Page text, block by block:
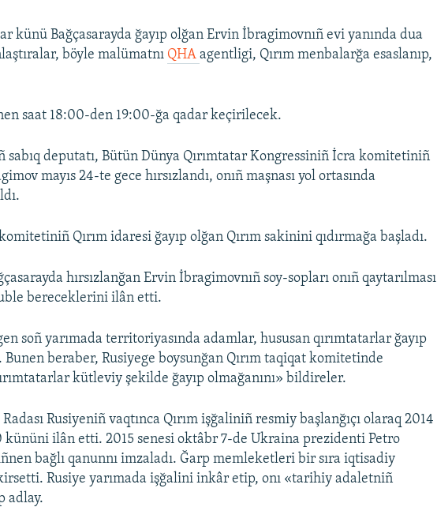
künü Bağçasarayda ğayıp olğan Ervin İbragimovnıñ evi yanında dua
böyle malümatnı QHAagentligi, Qırım menbalarğa esaslanıp,
saat 18:00-den 19:00-ğa qadar keçirilecek.
sabıq deputatı, Bütün Dünya Qırımtatar Kongressiniñ İcra komitetiniñ
mayıs 24-te gece hırsızlandı, onıñ maşnası yol ortasında
Qırım idaresi ğayıp olğan Qırım sakinini qıdırmağa başladı.
hırsızlanğan Ervin İbragimovnıñ soy-sopları onıñ qaytarılması
bereceklerini ilân etti.
soñ yarımada territoriyasında adamlar, hususan qırımtatarlar ğayıp
Bunen beraber, Rusiyege boysunğan Qırım taqiqat komitetinde
kütleviy şekilde ğayıp olmağanını» bildireler.
Rusiyeniñ vaqtınca Qırım işğaliniñ resmiy başlanğıçı olaraq 2014
kününi ilân etti. 2015 senesi oktâbr 7-de Ukraina prezidenti Petro
bağlı qanunnı imzaladı. Ğarp memleketleri bir sıra iqtisadiy
Rusiye yarımada işğalini inkâr etip, onı «tarihiy adaletniñ
adlay.